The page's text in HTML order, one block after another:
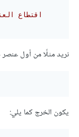
نريد مثلًا من أول عنصر
يكون الخرج كما يلي: